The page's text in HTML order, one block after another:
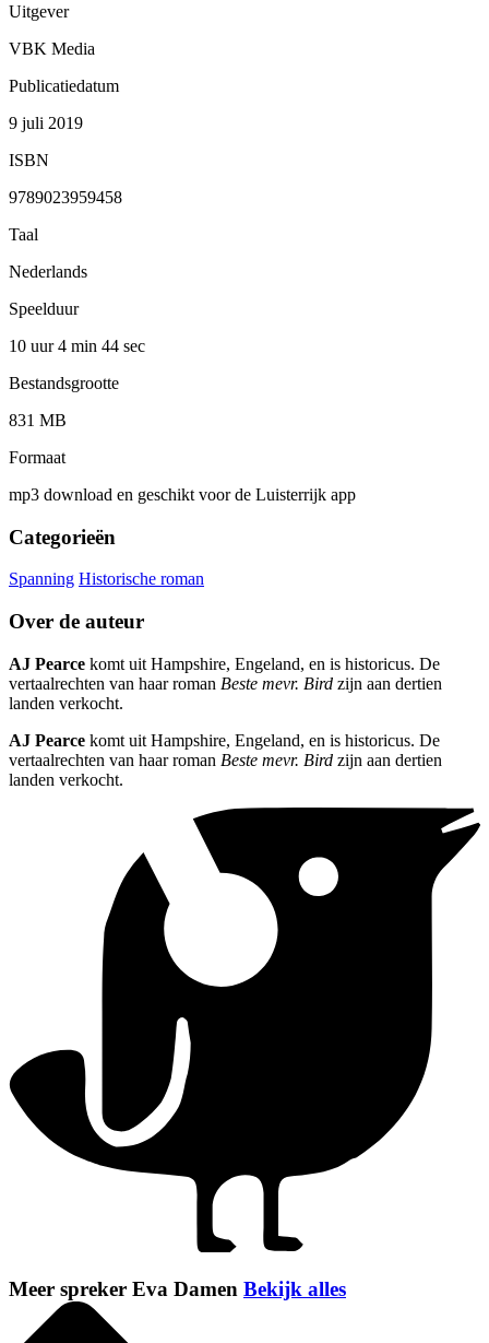
Uitgever
VBK Media
Publicatiedatum
9 juli 2019
ISBN
9789023959458
Taal
Nederlands
Speelduur
10 uur 4 min 44 sec
Bestandsgrootte
831 MB
Formaat
mp3 download en geschikt voor de Luisterrijk app
Categorieën
Spanning Historische roman
Over de auteur
AJ Pearce komt uit Hampshire, Engeland, en is historicus. De
vertaalrechten van haar roman Beste mevr. Bird zijn aan dertien
landen verkocht.
AJ Pearce komt uit Hampshire, Engeland, en is historicus. De
vertaalrechten van haar roman Beste mevr. Bird zijn aan dertien
landen verkocht.
Meer spreker Eva Damen Bekijk alles